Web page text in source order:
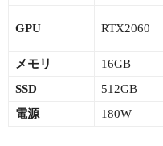
GPU RTX2060
メモリ
16GB
SSD
512GB
電源
180W